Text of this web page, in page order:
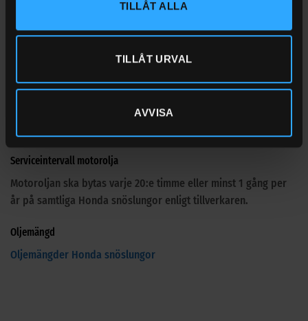
TILLÅT ALLA
TILLÅT URVAL
AVVISA
Lägg till motoroljaTitan Supersyn D1 5W-30för bästa
prestanda, livslängd men också uppfyller Hondas
Serviceintervall motorolja
Motoroljan ska bytas varje 20:e timme eller minst 1 gång per
år på samtliga Honda snöslungor enligt tillverkaren.
Oljemängd
Oljemängder Honda snöslungor